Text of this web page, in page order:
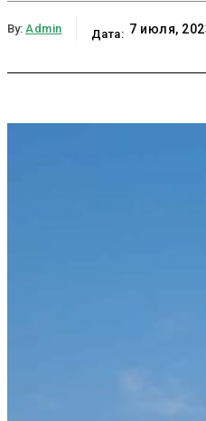
By: Admin Дата: 7 июля,